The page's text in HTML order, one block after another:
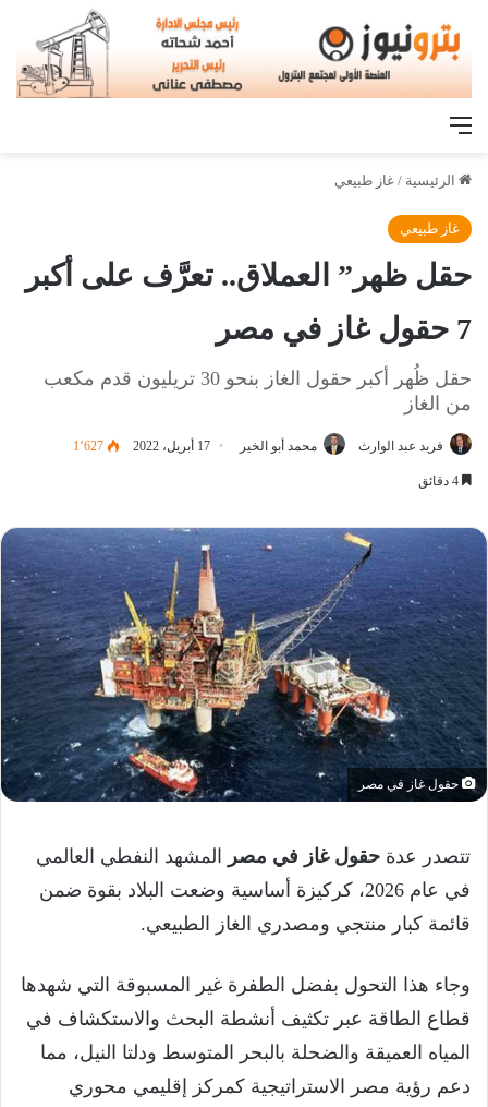
القائمة
الرئيسية / غاز طبيعي
غاز طبيعي
حقل ظهر” العملاق.. تعرَّف على أكبر
7 حقول غاز في مصر
حقل ظُهر أكبر حقول الغاز بنحو 30 تريليون قدم مكعب
من الغاز
فريد عبد الوارث محمد أبو الخير 17 أبريل، 2022 1٬627
حقول غاز في مصر
تتصدر عدة حقول غاز في مصر المشهد النفطي العالمي
في عام 2026، كركيزة أساسية وضعت البلاد بقوة ضمن
قائمة كبار منتجي ومصدري الغاز الطبيعي.
وجاء هذا التحول بفضل الطفرة غير المسبوقة التي شهدها
قطاع الطاقة عبر تكثيف أنشطة البحث والاستكشاف في
المياه العميقة والضحلة بالبحر المتوسط ودلتا النيل، مما
دعم رؤية مصر الاستراتيجية كمركز إقليمي محوري